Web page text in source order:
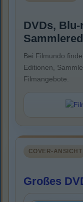
DVDs, Blu-
Bei Filmundo
Editionen,
Filmangebote.
COVER-ANSICHT
Großes